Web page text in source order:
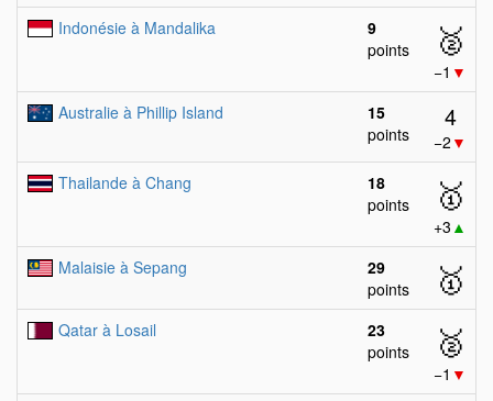
Indonésie à Mandalika
9
points
🥈
−1 ▼
Australie à Phillip Island
15
points
4
−2 ▼
Thailande à Chang
18
points
🥇
+3 ▲
Malaisie à Sepang
29
points
🥇
Qatar à Losail
23
points
🥈
−1 ▼